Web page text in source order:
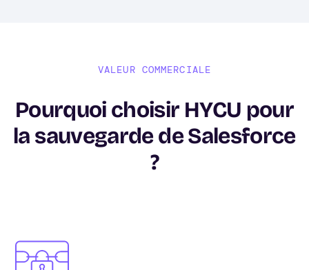
VALEUR COMMERCIALE
Pourquoi choisir HYCU pour
la sauvegarde de Salesforce
?
Image